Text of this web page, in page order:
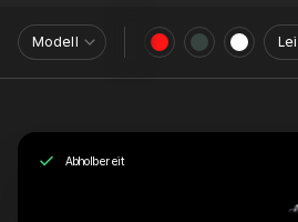
Modell
Abholbereit